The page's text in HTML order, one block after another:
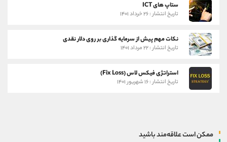
ستاپ های ICT
تاریخ انتشار : ۲۶ خرداد ۱۴۰۱
نکات مهم پیش از سرمایه گذاری بر روی دلار نقدی
تاریخ انتشار : ۲۲ مرداد ۱۴۰۱
استراتژی فیکس لاس (Fix Loss)
تاریخ انتشار : ۱۶ شهریور ۱۴۰۱
ممکن است علاقه‌مند باشید